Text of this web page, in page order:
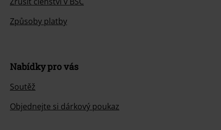
Způsoby platby
Nabídky pro vás
Soutěž
Objednejte si dárkový poukaz